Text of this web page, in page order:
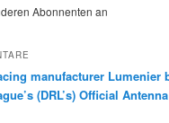
Abonnenten an
manufacturer Lumenier
(DRL’s) Official